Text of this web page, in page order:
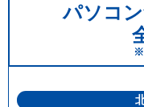
パソコ
※